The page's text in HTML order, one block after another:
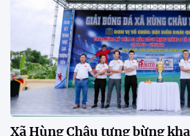
với chức
20:58 26/07/
Tài Lộc trở
"khổ
Hà Nội